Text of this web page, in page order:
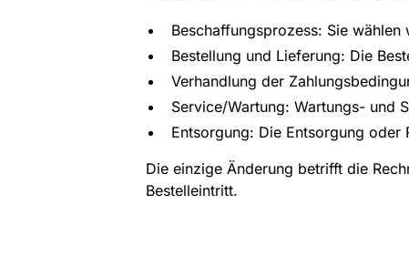
Beschaffungsprozess: Sie
Bestellung und Lieferung: Die
Verhandlung der
Service/Wartung: Wartungs- und
Entsorgung: Die Entsorgung
Die einzige Änderung betrifft die
Bestelleintritt.